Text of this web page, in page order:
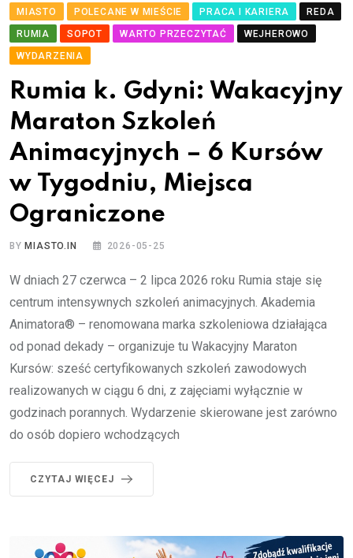
MIASTO
POLECANE W MIEŚCIE PRACA I KARIERA
REDA
RUMIA
SOPOT WARTO PRZECZYTAĆ
WEJHEROWO
WYDARZENIA
Rumia k. Gdyni: Wakacyjny
Maraton Szkoleń
Animacyjnych – 6 Kursów
w Tygodniu, Miejsca
Ograniczone
BY MIASTO.IN 2026-05-25
W dniach 27 czerwca – 2 lipca 2026 roku Rumia staje się
centrum intensywnych szkoleń animacyjnych. Akademia
Animatora® – renomowana marka szkoleniowa działająca
od ponad dekady – organizuje tu Wakacyjny Maraton
Kursów: sześć certyfikowanych szkoleń zawodowych
realizowanych w ciągu 6 dni, z zajęciami wyłącznie w
godzinach porannych. Wydarzenie skierowane jest zarówno
do osób dopiero wchodzących
CZYTAJ WIĘCEJ